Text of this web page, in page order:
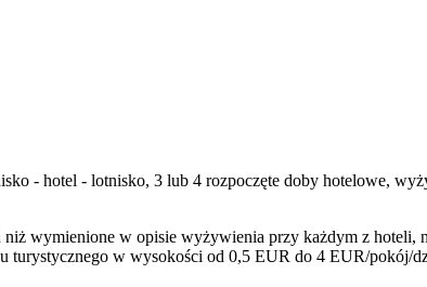
- hotel - lotnisko, 3 lub 4 rozpoczęte doby hotelowe,
wymienione w opisie wyżywienia przy każdym z hoteli,
turystycznego w wysokości od 0,5 EUR do 4 EUR/pokój/